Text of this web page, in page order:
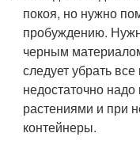
покоя, но нужно
пробуждению.
черным
следует убрать
недостаточно
растениями и при
контейнеры.